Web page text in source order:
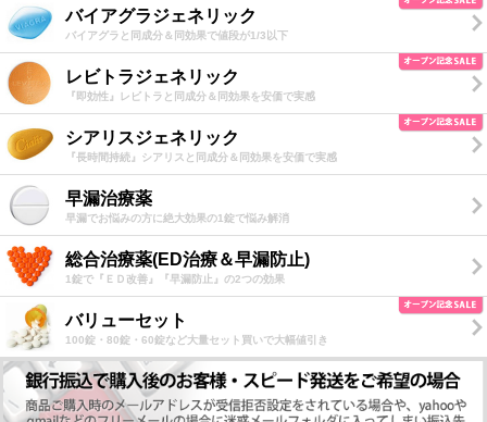
バイアグラジェネリック
バイアグラと同成分＆同効果で値段が1/3以下
レビトラジェネリック
『即効性』レビトラと同成分＆同効果を安価で実感
シアリスジェネリック
『長時間持続』シアリスと同成分＆同効果を安価で実感
早漏治療薬
早漏でお悩みの方に絶大効果の1錠で悩み解消
総合治療薬(ED治療＆早漏防止)
1錠で『ＥＤ改善』『早漏防止』の2つの効果
バリューセット
100錠・80錠・60錠など大量セット買いで大幅値引き